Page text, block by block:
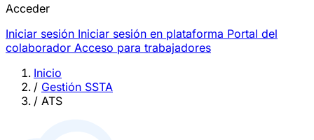
Acceder
Iniciar sesión Iniciar sesión en plataforma Portal del
colaborador Acceso para trabajadores
Inicio
/ Gestión SSTA
/ ATS